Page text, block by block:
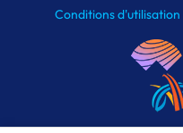
Conditions